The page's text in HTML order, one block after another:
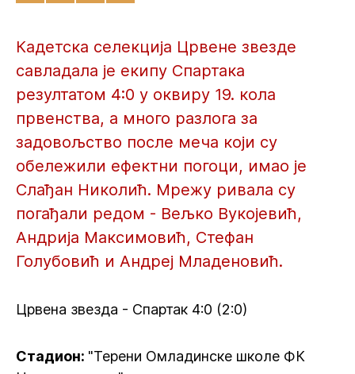
Кадетска селекција Црвене звезде
савладала је екипу Спартака
резултатом 4:0 у оквиру 19. кола
првенства, а много разлога за
задовољство после меча који су
обележили ефектни погоци, имао је
Слађан Николић. Мрежу ривала су
погађали редом - Вељко Вукојевић,
Андрија Максимовић, Стефан
Голубовић и Андреј Младеновић.
Црвена звезда - Спартак 4:0 (2:0)
Стадион: "Терени Омладинске школе ФК